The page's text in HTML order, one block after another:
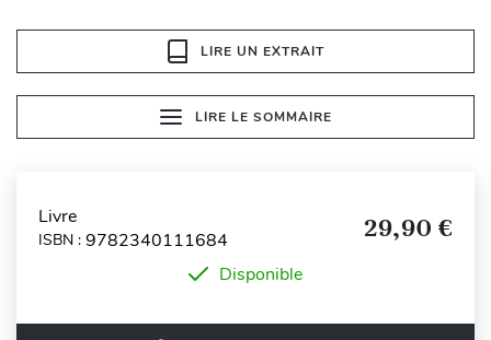
LIRE UN EXTRAIT
LIRE LE SOMMAIRE
Livre
ISBN : 9782340111684 29,90 €
Disponible